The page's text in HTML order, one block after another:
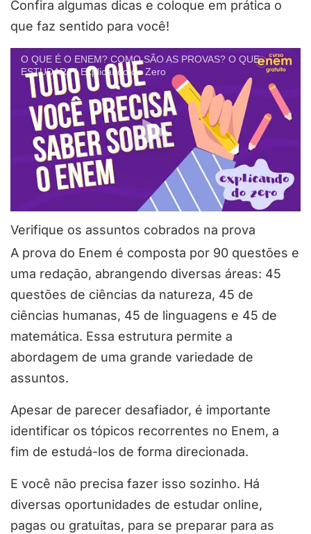
Confira algumas dicas e coloque em prática o
que faz sentido para você!
O QUE É O ENEM? COMO SÃO AS PROVAS? O QUE
ESTUDAR? | Explicando do Zero
Verifique os assuntos cobrados na prova
A prova do Enem é composta por 90 questões e
uma redação, abrangendo diversas áreas: 45
questões de ciências da natureza, 45 de
ciências humanas, 45 de linguagens e 45 de
matemática. Essa estrutura permite a
abordagem de uma grande variedade de
assuntos.
Apesar de parecer desafiador, é importante
identificar os tópicos recorrentes no Enem, a
fim de estudá-los de forma direcionada.
E você não precisa fazer isso sozinho. Há
diversas oportunidades de estudar online,
pagas ou gratuitas, para se preparar para as